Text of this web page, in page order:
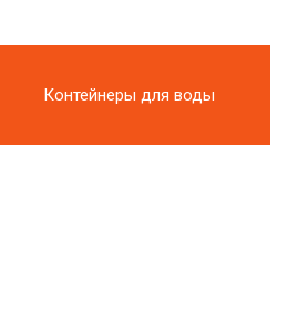
Контейнеры для воды